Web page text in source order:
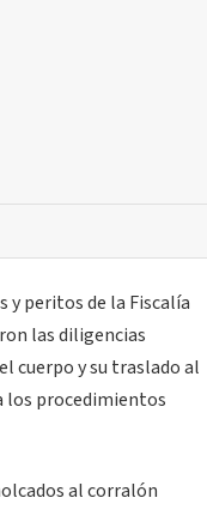
peritos de la Fiscalía
las diligencias
cuerpo y su traslado al
los procedimientos
al corralón